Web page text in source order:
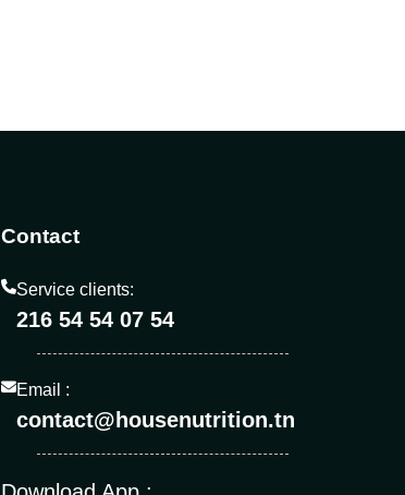
Contact
Service clients:
216 54 54 07 54
Email :
contact@housenutrition.tn